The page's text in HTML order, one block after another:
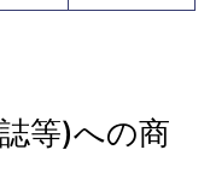
等)への商